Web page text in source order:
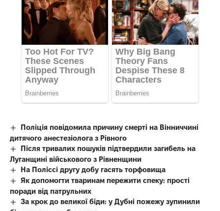
Поліція повідомила причину смерті на Вінниччині
дитячого анестезіолога з Рівного
Після тривалих пошуків підтвердили загибель на
Луганщині військового з Рівненщини
На Поліссі другу добу гасять торфовища
Як допомогти тваринам пережити спеку: прості
поради від патрульних
За крок до великої біди: у Дубні пожежу зупинили